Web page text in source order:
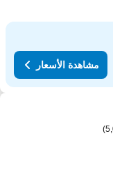
مشاهدة الأسعار